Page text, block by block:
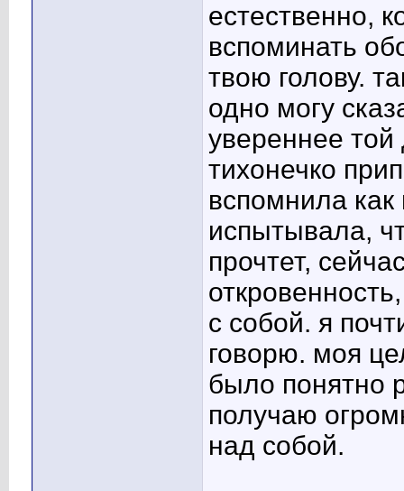
естественно,
вспоминать
твою голову.
одно могу
увереннее той
тихонечко
вспомнила
испытывала,
прочтет,
с собой. я
говорю. моя
было понятно
получаю
над собой.